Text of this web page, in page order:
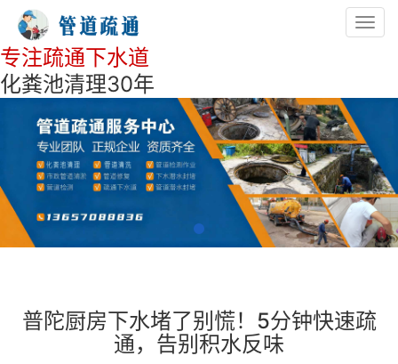
专注疏通下水道
化粪池清理30年
普陀厨房下水堵了别慌！5分钟快速疏
通，告别积水反味